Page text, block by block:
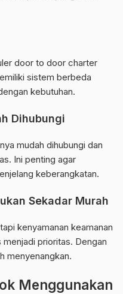
door to door charter
sistem berbeda
kebutuhan.
Dihubungi
mudah dihubungi dan
Ini penting agar
keberangkatan.
Sekadar Murah
kenyamanan keamanan
prioritas. Dengan
menyenangkan.
Menggunakan